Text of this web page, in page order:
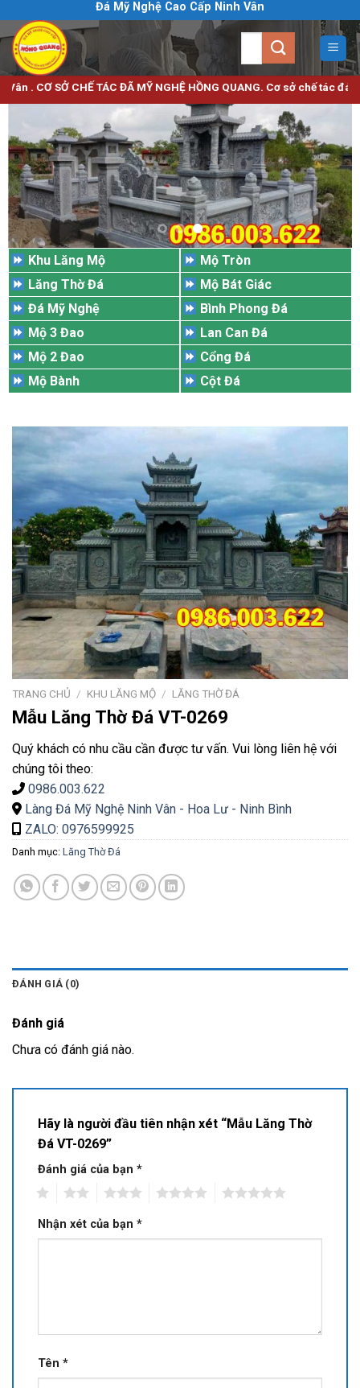
qua
nội
dung
Đá Mỹ Nghệ Cao Cấp Ninh Vân
SỞ CHẾ TÁC ĐÃ MỸ NGHỆ HỒNG QUANG. Cơ sở chế tác đá
Khu Lăng Mộ
Lăng Thờ Đá
Đá Mỹ Nghệ
Mộ 3 Đao
Mộ 2 Đao
Mộ Bành
Mộ Tròn
Mộ Bát Giác
Bình Phong Đá
Lan Can Đá
Cổng Đá
Cột Đá
TRANG CHỦ / KHU LĂNG MỘ / LĂNG THỜ ĐÁ
Mẫu Lăng Thờ Đá VT-0269
Quý khách có nhu cầu cần được tư vấn. Vui lòng liên hệ với
chúng tôi theo:
0986.003.622
Làng Đá Mỹ Nghệ Ninh Vân - Hoa Lư - Ninh Bình
ZALO: 0976599925
Danh mục: Lăng Thờ Đá
ĐÁNH GIÁ (0)
Đánh giá
Chưa có đánh giá nào.
Hãy là người đầu tiên nhận xét “Mẫu Lăng Thờ
Đá VT-0269”
Đánh giá của bạn *
Nhận xét của bạn *
Tên *